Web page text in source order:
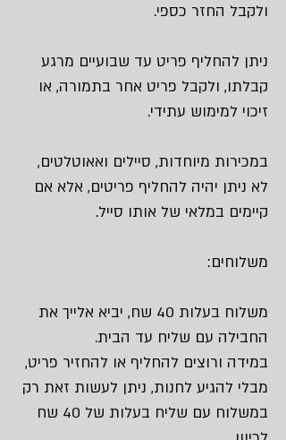
ולקבל החזר כספי.
ניתן להחליף פריט עד שבועיים מרגע
קבלתו, ולקבל פריט אחר בתמורה, או
זיכוי למימוש עתידי.
במכירות מיוחדות, סיילים ואאוטלטים,
לא ניתן יהיה להחליף פריטים, אלא אם
קיימים במלאי של אותו סייל.
משלוחים:
משלוח בעלות 40 שח, יביא אלייך את
החבילה עם שליח עד הבית.
במידה ורוצים להחליף או להחזיר פריט,
מבלי להגיע לחנות, ניתן לעשות זאת רק
במשלוח עם שליח בעלות של 40 שח